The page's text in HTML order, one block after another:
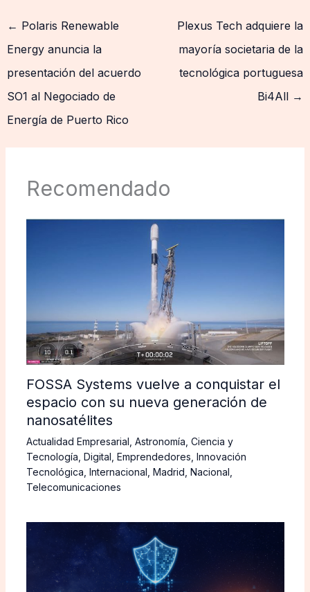
← Polaris Renewable
Energy anuncia la
presentación del acuerdo
SO1 al Negociado de
Energía de Puerto Rico
Plexus Tech adquiere la
mayoría societaria de la
tecnológica portuguesa
Bi4All →
Recomendado
FOSSA Systems vuelve a conquistar el
espacio con su nueva generación de
nanosatélites
Actualidad Empresarial Astronomía Ciencia y
Tecnología Digital Emprendedores Innovación
Tecnológica Internacional Madrid Nacional
Telecomunicaciones